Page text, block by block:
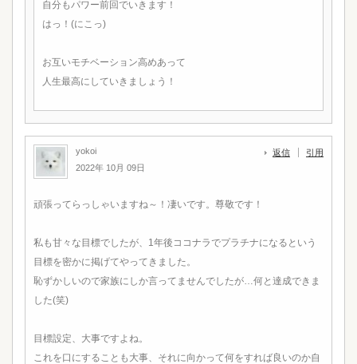
自分もパワー前回でいきます！
はっ！(にこっ)
お互いモチベーション高めあって
人生最高にしていきましょう！
yokoi
2022年 10月 09日
返信 引用
頑張ってらっしゃいますね～！凄いです。尊敬です！
私も甘々な目標でしたが、1年後ココナラでプラチナになるという
目標を密かに掲げてやってきました。
恥ずかしいので家族にしか言ってませんでしたが…何と達成できま
した(笑)
目標設定、大事ですよね。
これを口にすることも大事、それに向かって何をすれば良いのか自